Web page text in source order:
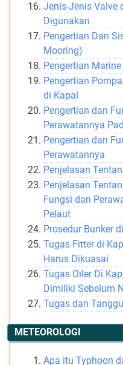
Jenis-Jenis Valve
Digunakan
Pengertian Dan
Mooring)
Pengertian
Pengertian
di Kapal
Pengertian dan
Perawatannya
Pengertian dan
Perawatannya
Penjelasan
Penjelasan
Fungsi dan
Pelaut
Prosedur Bunker
Tugas Fitter di
Harus Dikuasai
Tugas Oiler Di
Dimiliki Sebelum
Tugas dan
METEOROLOGI
Apa itu Typhoon